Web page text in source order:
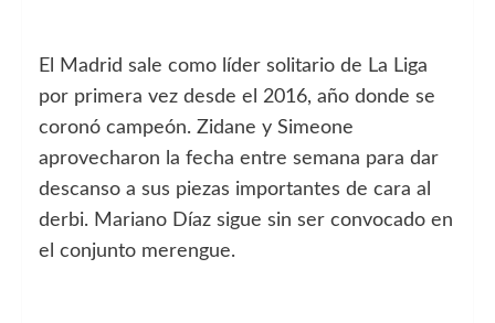
El Madrid sale como líder solitario de La Liga
por primera vez desde el 2016, año donde se
coronó campeón. Zidane y Simeone
aprovecharon la fecha entre semana para dar
descanso a sus piezas importantes de cara al
derbi. Mariano Díaz sigue sin ser convocado en
el conjunto merengue.